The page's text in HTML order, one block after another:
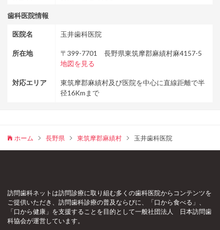
歯科医院情報
医院名 玉井歯科医院
所在地
〒399-7701 長野県東筑摩郡麻績村麻4157-5
地図を見る
対応エリア
東筑摩郡麻績村及び医院を中心に直線距離で半
径16Kmまで
ホーム 長野県 東筑摩郡麻績村 玉井歯科医院
訪問歯科ネットは訪問診療に取り組む多くの歯科医院からコンテンツを
ご提供いただき、訪問歯科診療の普及ならびに、「口から食べる」、
「口から健康」を支援することを目的として一般社団法人 日本訪問歯
科協会が運営しています。